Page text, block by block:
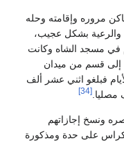
مروره وإقامته وحله
والرعية بشكل عجيب،
في مسجد الشاه وكانت
قسم من ميدان
فبلغو اثني عشر ألف
[34]
ونسخ إجازاتهم
على حدة ومذكورة